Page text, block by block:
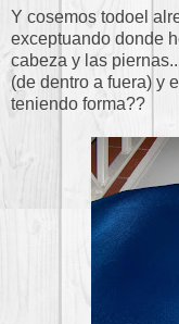
Y cosemos todoel
exceptuando donde
cabeza y las
(de dentro a fuera) y
teniendo forma??